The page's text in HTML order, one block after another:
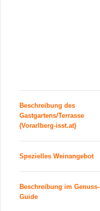
Beschreibung des
Gastgartens/Terrasse
(Vorarlberg-isst.at)
Spezielles Weinangebot
Beschreibung im Genuss-
Guide